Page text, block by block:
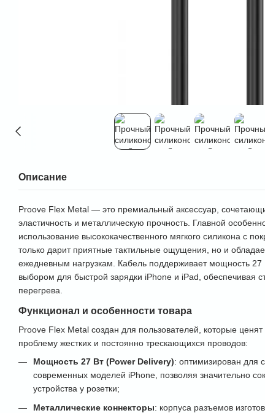
Описание
Proove Flex Metal — это премиальный аксессуар,
эластичность и металлическую прочность. Главной
использование высококачественного мягкого силикона с
только дарит приятные тактильные ощущения, но и
ежедневным нагрузкам. Кабель поддерживает мощность 27
выбором для быстрой зарядки iPhone и iPad, обеспечивая
перегрева.
Функционал и особенности товара
Proove Flex Metal создан для пользователей, которые
проблему жестких и постоянно трескающихся проводов:
Мощность 27 Вт (Power Delivery): оптимизирован для
современных моделей iPhone, позволяя значительно
устройства у розетки;
Металлические коннекторы: корпуса разъемов